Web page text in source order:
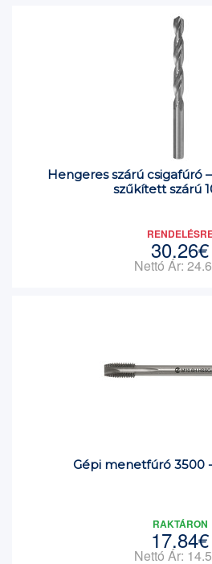
Hengeres szárú csigafúró
szűkített szárú
30.26€
Nettó Ár:
Gépi menetfúró 3500
RAKTÁRON
17.84€
Nettó Ár: